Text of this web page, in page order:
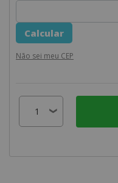
Não sei meu CEP